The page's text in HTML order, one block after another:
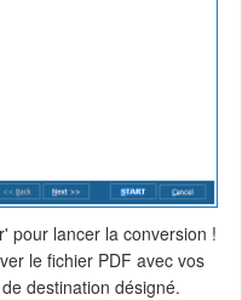
pour lancer la conversion !
le fichier PDF avec vos
destination désigné.